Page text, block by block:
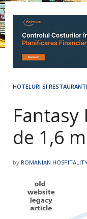
HOTELURI SI
de 1,6
by ROMANIAN